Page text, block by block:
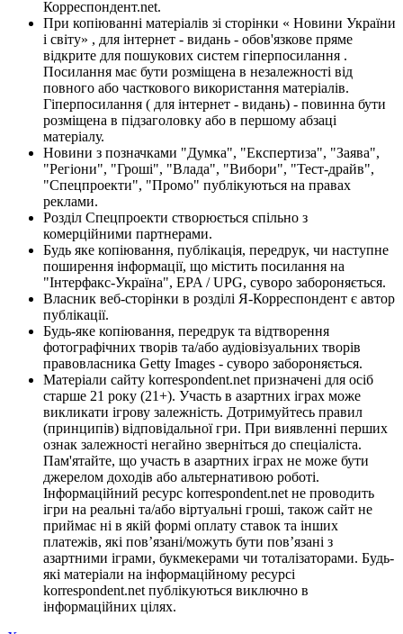
Корреспондент.net.
При копіюванні матеріалів зі сторінки « Новини України
і світу» , для інтернет - видань - обов'язкове пряме
відкрите для пошукових систем гіперпосилання .
Посилання має бути розміщена в незалежності від
повного або часткового використання матеріалів.
Гіперпосилання ( для інтернет - видань) - повинна бути
розміщена в підзаголовку або в першому абзаці
матеріалу.
Новини з позначками "Думка", "Експертиза", "Заява",
"Регіони", "Гроші", "Влада", "Вибори", "Тест-драйв",
"Спецпроекти", "Промо" публікуються на правах
реклами.
Розділ Спецпроекти створюється спільно з
комерційними партнерами.
Будь яке копіювання, публікація, передрук, чи наступне
поширення інформації, що містить посилання на
"Інтерфакс-Україна", EPA / UPG, суворо забороняється.
Власник веб-сторінки в розділі Я-Корреспондент є автор
публікації.
Будь-яке копіювання, передрук та відтворення
фотографічних творів та/або аудіовізуальних творів
правовласника Getty Images - суворо забороняється.
Матеріали сайту korrespondent.net призначені для осіб
старше 21 року (21+). Участь в азартних іграх може
викликати ігрову залежність. Дотримуйтесь правил
(принципів) відповідальної гри. При виявленні перших
ознак залежності негайно зверніться до спеціаліста.
Пам'ятайте, що участь в азартних іграх не може бути
джерелом доходів або альтернативою роботі.
Інформаційний ресурс korrespondent.net не проводить
ігри на реальні та/або віртуальні гроші, також сайт не
приймає ні в якій формі оплату ставок та інших
платежів, які пов’язані/можуть бути пов’язані з
азартними іграми, букмекерами чи тоталізаторами. Будь-
які матеріали на інформаційному ресурсі
korrespondent.net публікуються виключно в
інформаційних цілях.